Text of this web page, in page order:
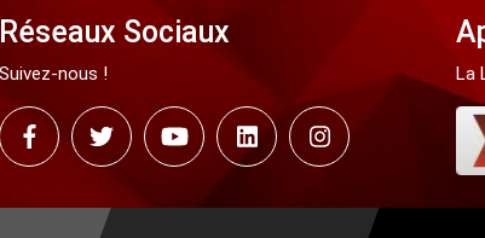
Réseaux Sociaux
Suivez-nous ! La